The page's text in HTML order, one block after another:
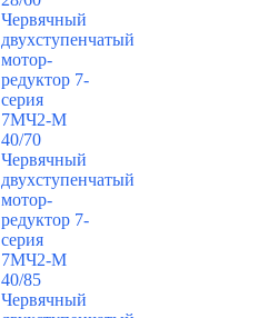
Червячный
двухступенчатый
мотор-
редуктор 7-
серия
7МЧ2-М
40/70
Червячный
двухступенчатый
мотор-
редуктор 7-
серия
7МЧ2-М
40/85
Червячный